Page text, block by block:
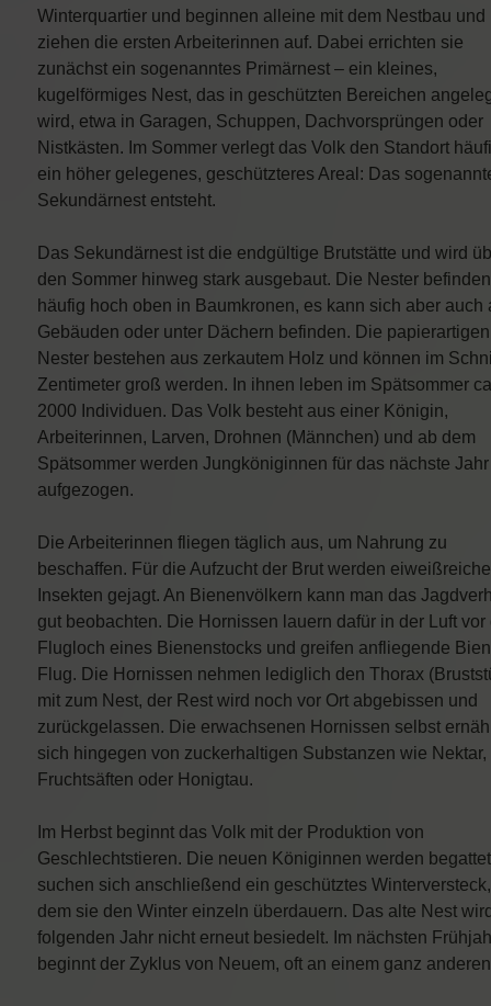
Winterquartier und beginnen alleine mit dem Nestbau und
ziehen die ersten Arbeiterinnen auf. Dabei errichten sie
zunächst ein sogenanntes Primärnest – ein kleines,
kugelförmiges Nest, das in geschützten Bereichen
wird, etwa in Garagen, Schuppen, Dachvorsprüngen oder
Nistkästen. Im Sommer verlegt das Volk den Standort
ein höher gelegenes, geschützteres Areal: Das
Sekundärnest entsteht.
Das Sekundärnest ist die endgültige Brutstätte und wird
den Sommer hinweg stark ausgebaut. Die Nester
häufig hoch oben in Baumkronen, es kann sich aber auch
Gebäuden oder unter Dächern befinden. Die papierartigen
Nester bestehen aus zerkautem Holz und können im
Zentimeter groß werden. In ihnen leben im Spätsommer
2000 Individuen. Das Volk besteht aus einer Königin,
Arbeiterinnen, Larven, Drohnen (Männchen) und ab dem
Spätsommer werden Jungköniginnen für das nächste Jahr
aufgezogen.
Die Arbeiterinnen fliegen täglich aus, um Nahrung zu
beschaffen. Für die Aufzucht der Brut werden eiweißreiche
Insekten gejagt. An Bienenvölkern kann man das
gut beobachten. Die Hornissen lauern dafür in der Luft vor
Flugloch eines Bienenstocks und greifen anfliegende
Flug. Die Hornissen nehmen lediglich den Thorax
mit zum Nest, der Rest wird noch vor Ort abgebissen und
zurückgelassen. Die erwachsenen Hornissen selbst
sich hingegen von zuckerhaltigen Substanzen wie Nektar,
Fruchtsäften oder Honigtau.
Im Herbst beginnt das Volk mit der Produktion von
Geschlechtstieren. Die neuen Königinnen werden
suchen sich anschließend ein geschütztes
dem sie den Winter einzeln überdauern. Das alte Nest
folgenden Jahr nicht erneut besiedelt. Im nächsten
beginnt der Zyklus von Neuem, oft an einem ganz